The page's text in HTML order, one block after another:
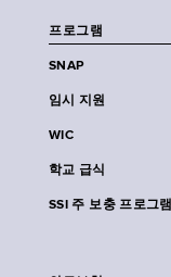
프로그램
SNAP
임시 지원
WIC
학교 급식
SSI 주 보충 프로그램